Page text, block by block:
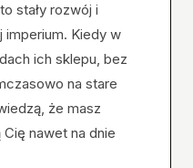
stały rozwój i
imperium. Kiedy w
ich sklepu, bez
na stare
że masz
nawet na dnie